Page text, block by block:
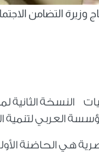
وزيرة التضامن
مؤسسة العربي
هي الحاضنة